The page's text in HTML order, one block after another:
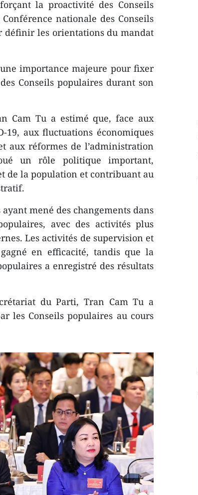
la proactivité des Conseils
nationale des Conseils
définir les orientations du mandat
importance majeure pour fixer
Conseils populaires durant son
Cam Tu a estimé que, face aux
19, aux fluctuations économiques
aux réformes de l’administration
un rôle politique important,
de la population et contribuant au
mené des changements dans
avec des activités plus
Les activités de supervision et
en efficacité, tandis que la
a enregistré des résultats
du Parti, Tran Cam Tu a
les Conseils populaires au cours